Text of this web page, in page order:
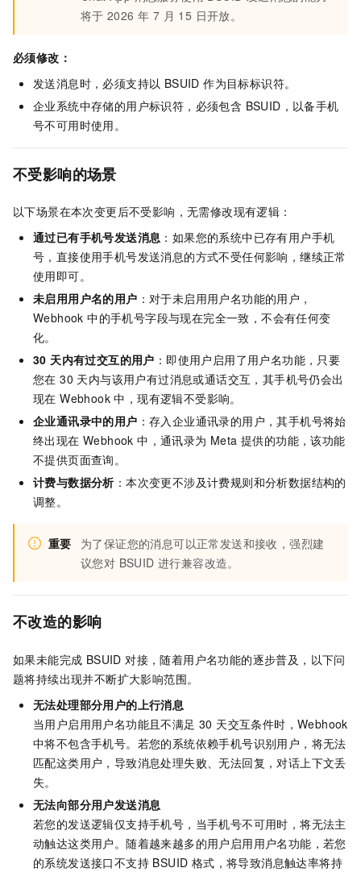
将于 2026 年 7 月 15 日开放。
必须修改：
发送消息时，必须支持以 BSUID 作为目标标识符。
企业系统中存储的用户标识符，必须包含 BSUID，以备手机
号不可用时使用。
不受影响的场景
以下场景在本次变更后不受影响，无需修改现有逻辑：
通过已有手机号发送消息 ：如果您的系统中已存有用户手机
号，直接使用手机号发送消息的方式不受任何影响，继续正常
使用即可。
未启用用户名的用户 ：对于未启用用户名功能的用户，
Webhook 中的手机号字段与现在完全一致，不会有任何变
化。
30 天内有过交互的用户 ：即使用户启用了用户名功能，只要
您在 30 天内与该用户有过消息或通话交互，其手机号仍会出
现在 Webhook 中，现有逻辑不受影响。
企业通讯录中的用户 ：存入企业通讯录的用户，其手机号将始
终出现在 Webhook 中，通讯录为 Meta 提供的功能，该功能
不提供页面查询。
计费与数据分析：本次变更不涉及计费规则和分析数据结构的
调整。
重要
为了保证您的消息可以正常发送和接收，强烈建
议您对 BSUID 进行兼容改造。
不改造的影响
如果未能完成 BSUID 对接，随着用户名功能的逐步普及，以下问
题将持续出现并不断扩大影响范围。
无法处理部分用户的上行消息
当用户启用用户名功能且不满足 30 天交互条件时，Webhook
中将不包含手机号。若您的系统依赖手机号识别用户，将无法
匹配这类用户，导致消息处理失败、无法回复，对话上下文丢
失。
无法向部分用户发送消息
若您的发送逻辑仅支持手机号，当手机号不可用时，将无法主
动触达这类用户。随着越来越多的用户启用用户名功能，若您
的系统发送接口不支持 BSUID 格式，将导致消息触达率将持